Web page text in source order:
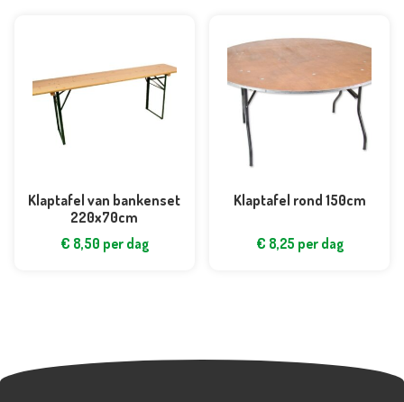
Klaptafel van bankenset
220x70cm
€ 8,50 per dag
Klaptafel rond 150cm
€ 8,25 per dag